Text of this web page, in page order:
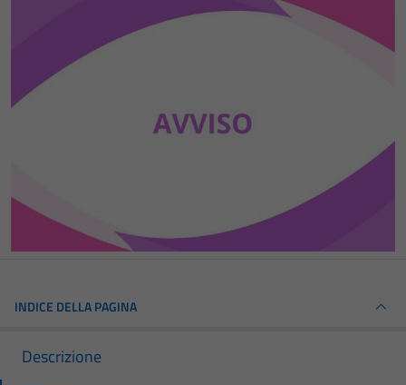
INDICE DELLA PAGINA
Descrizione